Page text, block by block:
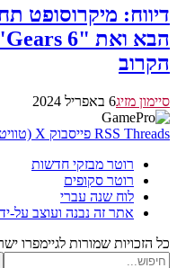
הקרוב
סיימון מזיג6 באפריל 2024
RSS Threads פייסבוק X (טוויטר)
רוטר מבזקי חדשות
רוטר סקופים
לוח שנה עברי
אתר זה נבנה ועוצב על-
כל הזכויות שמורות לגיימפרו